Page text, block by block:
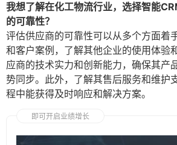
我想了解在化工物流行业，选择智能
的可靠性？
评估供应商的可靠性可以从多个方面着
和客户案例，了解其他企业的使用体验
应商的技术实力和创新能力，确保其产
势同步。此外，了解其售后服务和维护
程中能获得及时响应和解决方案。
即可开启业绩增长